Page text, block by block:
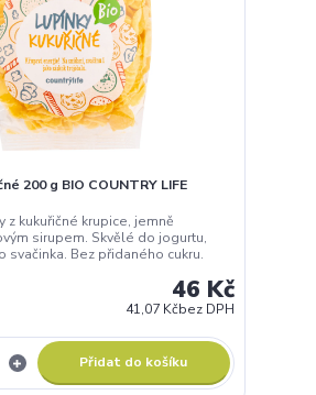
200 g BIO COUNTRY LIFE
z kukuřičné krupice, jemně
sirupem. Skvělé do jogurtu,
svačinka. Bez přidaného cukru.
46 Kč
41,07 Kčbez DPH
Přidat do košíku